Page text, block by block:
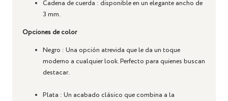
Cadena de cuerda : disponible en un elegante ancho de
3 mm.
Opciones de color
Negro : Una opción atrevida que le da un toque
moderno a cualquier look. Perfecto para quienes buscan
destacar.
Plata : Un acabado clásico que combina a la